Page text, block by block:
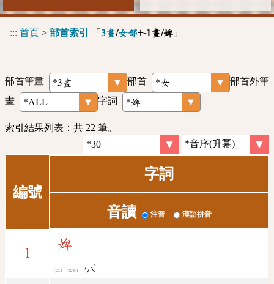
::: 首頁 > 部首索引 「 3畫/女部+-1畫/婢 」
部首筆畫 部首
部首外筆
畫
字詞
索引結果列表：共 22 筆。
編號
字詞
音讀 注音 漢語拼音
1
婢
(又音) ㄅㄟ
ˋ